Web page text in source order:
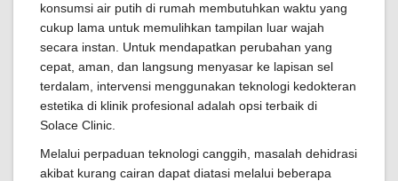
konsumsi air putih di rumah membutuhkan waktu yang
cukup lama untuk memulihkan tampilan luar wajah
secara instan. Untuk mendapatkan perubahan yang
cepat, aman, dan langsung menyasar ke lapisan sel
terdalam, intervensi menggunakan teknologi kedokteran
estetika di klinik profesional adalah opsi terbaik di
Solace Clinic.
Melalui perpaduan teknologi canggih, masalah dehidrasi
akibat kurang cairan dapat diatasi melalui beberapa